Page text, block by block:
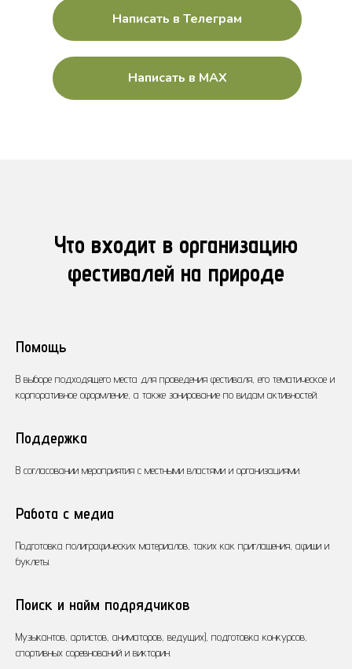
Написать в MAX
Написать в Телеграм
Что входит в организацию
фестивалей на природе
Помощь
В выборе подходящего места для проведения фестиваля, его тематическое и
корпоративное оформление, а также зонирование по видам активностей.
Поддержка
В согласовании мероприятия с местными властями и организациями.
Работа с медиа
Подготовка полиграфических материалов, таких как приглашения, афиши и
буклеты.
Поиск и найм подрядчиков
Музыкантов, артистов, аниматоров, ведущих), подготовка конкурсов,
спортивных соревнований и викторин.